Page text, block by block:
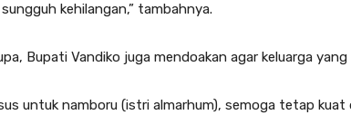
sungguh kehilangan,” tambahnya.
Bupati Vandiko juga mendoakan agar keluarga
untuk namboru (istri almarhum), semoga tetap kuat